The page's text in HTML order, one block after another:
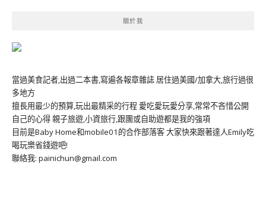
關於我
當過美食記者,出過二本書,寫遍各報章雜誌 居住過美國/加拿大,旅行過很
多地方
擅長用最少的預算,玩出最精采的行程 愛吃愛玩愛分享,常常不吝惜公開
自己的心得 親子旅遊,小資旅行,跟團或自助遊都是我的強項
目前是Baby Home和mobile01的合作部落客 大家快來跟著達人Emily吃
喝玩樂省錢遊吧!
聯絡我: painichun@gmail.com